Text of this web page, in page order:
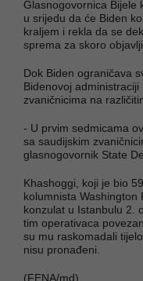
Glasnogovornica Bijele
u srijedu da će Biden
kraljem i rekla da se
sprema za skoro
Dok Biden ograničava
Bidenovoj
zvaničnicima na
- U prvim sedmicama
sa saudijskim
glasnogovornik State
Khashoggi, koji je bio
kolumnista Washington
konzulat u Istanbulu 2.
tim operativaca
su mu raskomadali
nisu pronađeni.
(FENA/md)